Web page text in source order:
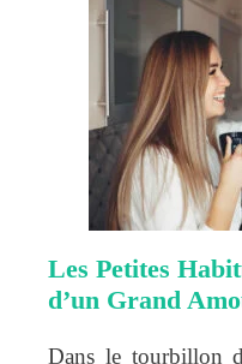
Les Petites
d’un Grand
Dans le tourbillon